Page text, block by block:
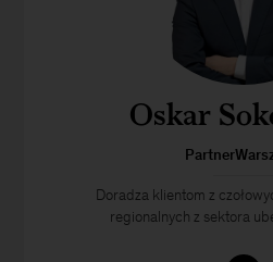
Oskar
Doradza klientom z
regionalnych z sektora